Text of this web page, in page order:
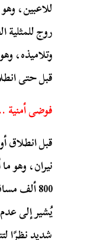
للاعبين،
روج
وتلاميذه،
قبل حتى
فوضى أمنية
قبل انطلاق
نيران، وهو
800 ألف
يُشير إلى
شديد نظرًا